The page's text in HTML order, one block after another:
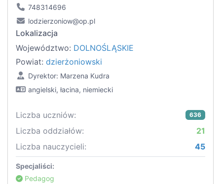
748314696
lodzierzoniow@op.pl
Lokalizacja
Województwo: DOLNOŚLĄSKIE
Powiat: dzierżoniowski
Dyrektor: Marzena Kudra
angielski, łacina, niemiecki
Liczba uczniów: 636
Liczba oddziałów:
21
Liczba nauczycieli:
45
Specjaliści:
Pedagog